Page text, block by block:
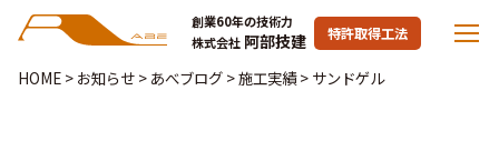
創業60年の技術力
株式会社 阿部技建 特許取得工法
HOME> お知らせ> あべブログ>施工実績> サンドゲル